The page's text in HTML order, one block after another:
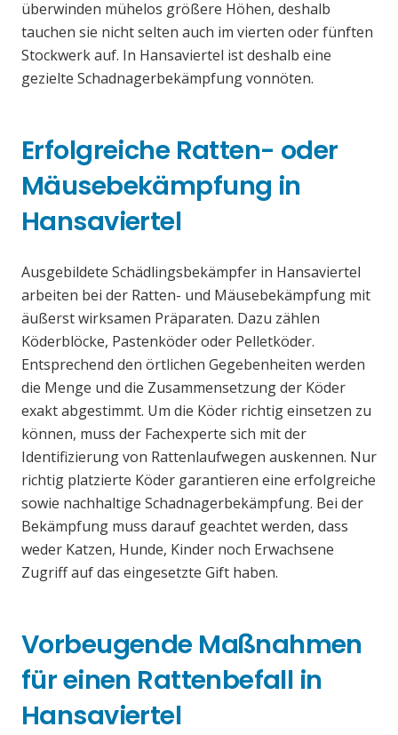
überwinden mühelos größere Höhen, deshalb
tauchen sie nicht selten auch im vierten oder fünften
Stockwerk auf. In Hansaviertel ist deshalb eine
gezielte Schadnagerbekämpfung vonnöten.
Erfolgreiche Ratten- oder
Mäusebekämpfung in
Hansaviertel
Ausgebildete Schädlingsbekämpfer in Hansaviertel
arbeiten bei der Ratten- und Mäusebekämpfung mit
äußerst wirksamen Präparaten. Dazu zählen
Köderblöcke, Pastenköder oder Pelletköder.
Entsprechend den örtlichen Gegebenheiten werden
die Menge und die Zusammensetzung der Köder
exakt abgestimmt. Um die Köder richtig einsetzen zu
können, muss der Fachexperte sich mit der
Identifizierung von Rattenlaufwegen auskennen. Nur
richtig platzierte Köder garantieren eine erfolgreiche
sowie nachhaltige Schadnagerbekämpfung. Bei der
Bekämpfung muss darauf geachtet werden, dass
weder Katzen, Hunde, Kinder noch Erwachsene
Zugriff auf das eingesetzte Gift haben.
Vorbeugende Maßnahmen
für einen Rattenbefall in
Hansaviertel